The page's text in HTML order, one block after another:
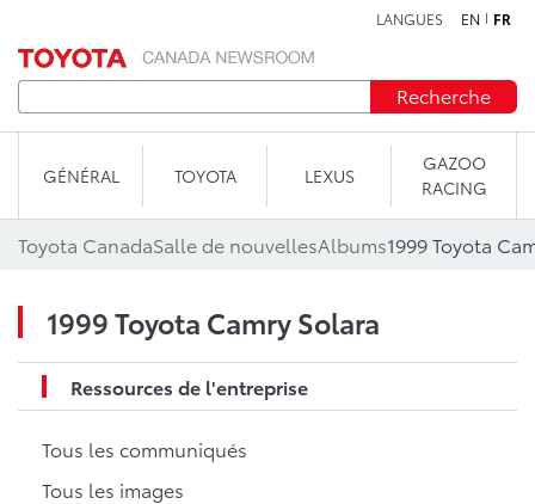
LANGUES EN FR
Recherche
GÉNÉRAL TOYOTA LEXUS
GAZOO
RACING
Toyota CanadaSalle de nouvellesAlbums1999 Toyota
1999 Toyota Camry Solara
Ressources de l'entreprise
Tous les communiqués
Tous les images